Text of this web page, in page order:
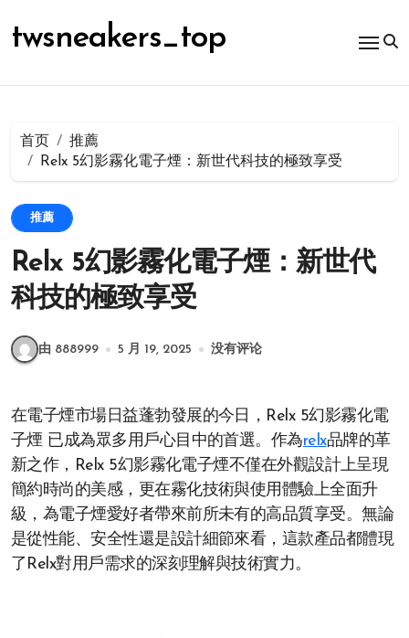
容
twsneakers_top
首页
推薦
Relx 5幻影霧化電子煙：新世代科技的極致享受
推薦
Relx 5幻影霧化電子煙：新世代
科技的極致享受
由 888999 5 月 19, 2025 没有评论
在電子煙市場日益蓬勃發展的今日，Relx 5幻影霧化電
子煙 已成為眾多用戶心目中的首選。作為relx品牌的革
新之作，Relx 5幻影霧化電子煙不僅在外觀設計上呈現
簡約時尚的美感，更在霧化技術與使用體驗上全面升
級，為電子煙愛好者帶來前所未有的高品質享受。無論
是從性能、安全性還是設計細節來看，這款產品都體現
了Relx對用戶需求的深刻理解與技術實力。